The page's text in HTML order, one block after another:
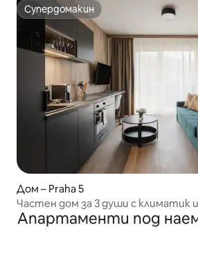
Супердомакин
Супердомакин
Дом – Praha 5
Частен дом за 3 души с климатик
Нов
Апартаменти под